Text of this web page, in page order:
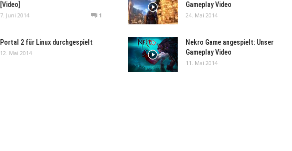
[Video]
7. Juni 2014 1
Gameplay Video
24. Mai 2014
Portal 2 für Linux durchgespielt
12. Mai 2014
Nekro Game angespielt: Unser
Gameplay Video
11. Mai 2014